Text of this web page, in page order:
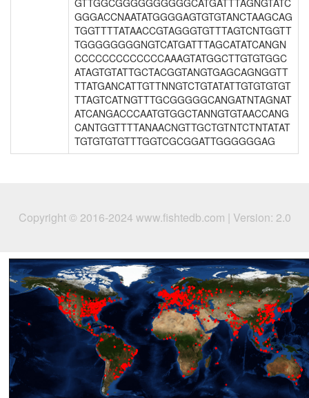
GTTGGCGGGGGGGGGGCATGATTTAGNGTATC
GGGACCNAATATGGGGAGTGTGTANCTAAGCAG
TGGTTTTATAACCGTAGGGTGTTTAGTCNTGGTT
TGGGGGGGGNGTCATGATTTAGCATATCANGN
CCCCCCCCCCCCCAAAGTATGGCTTGTGTGGC
ATAGTGTATTGCTACGGTANGTGAGCAGNGGTT
TTATGANCATTGTTNNGTCTGTATATTGTGTGTGT
TTAGTCATNGTTTGCGGGGGCANGATNTAGNAT
ATCANGACCCAATGTGGCTANNGTGTAACCANG
CANTGGTTTTANAACNGTTGCTGTNTCTNTATAT
TGTGTGTGTTTGGTCGCGGATTGGGGGGAG
Copyright © 2016-2024 www.fishtedb.com | Version: 2.0